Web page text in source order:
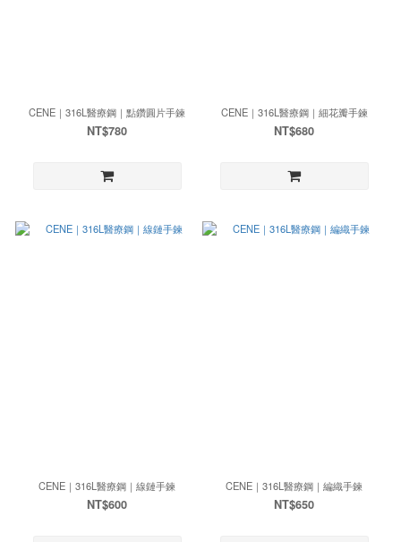
CENE｜316L醫療鋼｜點鑽圓片手鍊
NT$780
CENE｜316L醫療鋼｜細花瓣手鍊
NT$680
CENE｜316L醫療鋼｜線鏈手鍊
NT$600
CENE｜316L醫療鋼｜編織手鍊
NT$650